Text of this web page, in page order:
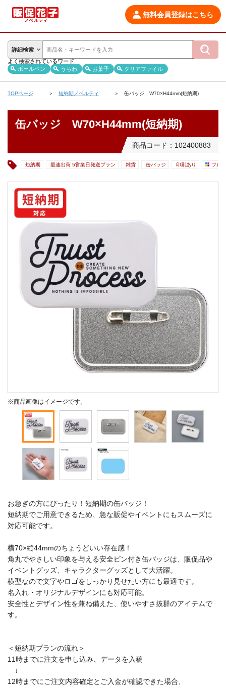
無料会員登録はこちら
詳細検索
よく検索されているワード
ボールペン
うちわ お菓子 クリアファイル
TOPページ 短納期ノベルティ 缶バッジ W70×H44mm(短納期)
缶バッジ W70×H44mm(短納期)
商品コード：102400883
短納期 最速出荷 5営業日発送プラン 雑貨 缶バッジ 印刷あり フル
※商品画像はイメージです。
お急ぎの方にぴったり！短納期の缶バッジ！
短納期でご用意できるため、急な販促やイベントにもスムーズに
対応可能です。
横70×縦44mmのちょうどいい存在感！
角丸でやさしい印象を与える安全ピン付き缶バッジは、販促品や
イベントグッズ、キャラクターグッズとして大活躍。
横型なので文字やロゴをしっかり見せたい方にも最適です。
名入れ・オリジナルデザインにも対応可能。
安全性とデザイン性を兼ね備えた、使いやすさ抜群のアイテムで
す。
＜短納期プランの流れ＞
11時までに注文を申し込み、データを入稿
↓
12時までにご注文内容確定とご入金が確認できた場合、